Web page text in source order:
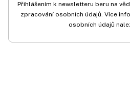
Přihlášením k newsletteru beru na
zpracování osobních údajů. Více
osobních údajů